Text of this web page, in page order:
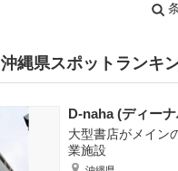
沖縄県スポットランキ
D-naha (ディー
大型書店がメイン
業施設